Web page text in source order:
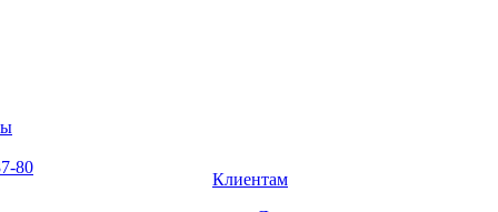
80
Клиентам